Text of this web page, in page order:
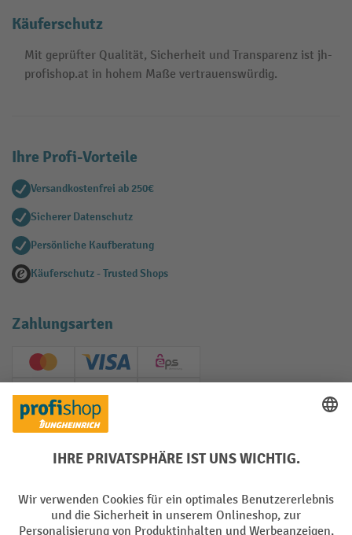
Käuferschutz
Mit geprüfter Qualität, Sicherheit und Transparenz ist jh-
profishop.at in hohem Maße vertrauenswürdig.
Ihre Profi-Vorteile
Versandkostenfrei ab 250€
Sicherer Datenschutz
Persönliche Kaufberatung
Käuferschutz - Trusted Shops
Zahlungsarten
Creditcard (Master)Creditcard (Visa)
EPS
PayPal
Soziale Netzwerke